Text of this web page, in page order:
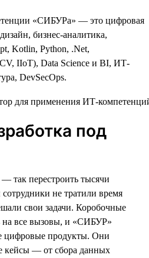
«СИБУРа» — это цифровая
бизнес-аналитика,
Kotlin, Python, .Net,
IIoT), Data Science и BI, ИТ-
DevSecOps.
под
— так перестроить тысячи
не тратили время
свои задачи. Коробочные
на все вызовы, и «СИБУР»
цифровые продукты. Они
кейсы — от сбора данных